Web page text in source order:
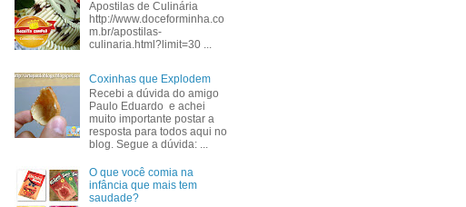
Apostilas de Culinária
http://www.doceforminha.co
m.br/apostilas-
culinaria.html?limit=30 ...
Coxinhas que Explodem
Recebi a dúvida do amigo
Paulo Eduardo e achei
muito importante postar a
resposta para todos aqui no
blog. Segue a dúvida: ...
O que você comia na
infância que mais tem
saudade?